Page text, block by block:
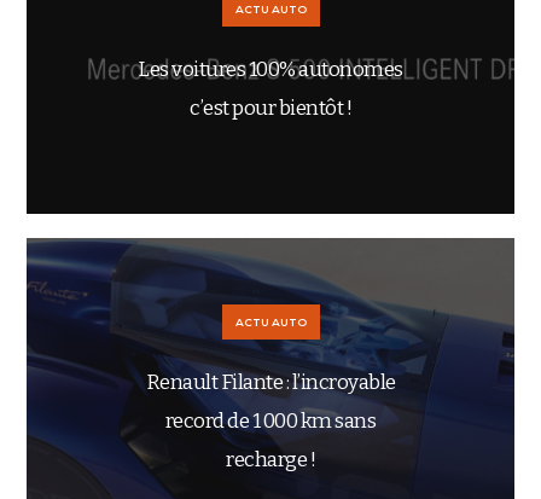
ACTU AUTO
Les voitures 100% autonomes
c’est pour bientôt !
ACTU AUTO
Renault Filante : l’incroyable
record de 1 000 km sans
recharge !